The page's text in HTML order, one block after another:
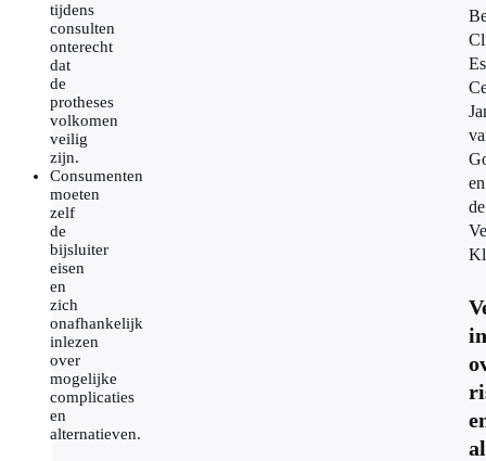
tijdens
consulten
onterecht
dat
de
protheses
volkomen
veilig
zijn.
Consumenten
moeten
zelf
de
bijsluiter
eisen
en
zich
onafhankelijk
inlezen
over
mogelijke
complicaties
en
alternatieven.
en
de